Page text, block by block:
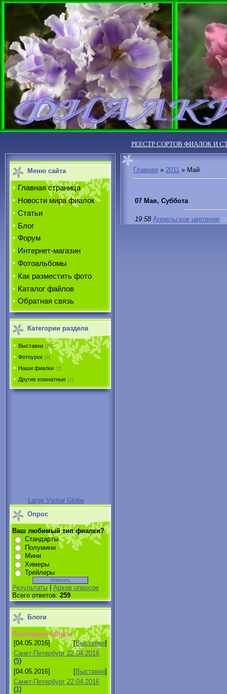
РЕЕСТР СОРТОВ ФИАЛОК И
Меню сайта
Главная страница
Новости мира фиалок
Статьи
Блог
Форум
Интернет-магазин
Фотоальбомы
Как разместить фото
Каталог файлов
Обратная связь
Категории раздела
Выставки [20]
Фотоурок [9]
Наши фиалки [2]
Другие комнатные [1]
Large Visitor Globe
Опрос
Ваш любимый тип фиалки?
Стандарты
Полумини
Мини
Химеры
Трейлеры
Результаты | Архив опросов
Всего ответов: 259
Блоги
Последние записи
[04.05.2016]
[Выставки]
Санкт-Петербург 22.04.2016
(5)
[04.05.2016]
[Выставки]
Санкт-Петербург 22.04.2016
(1)
Главная » 2011 » Май
07 Мая, Суббота
19:58 Апрельское цветение